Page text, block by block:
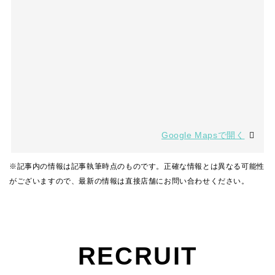
Google Mapsで開く
※記事内の情報は記事執筆時点のものです。正確な情報とは異なる可能性
がございますので、最新の情報は直接店舗にお問い合わせください。
RECRUIT